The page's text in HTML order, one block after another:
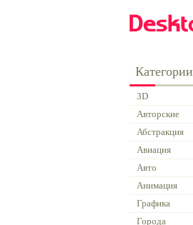
Категории
3D
Авторские
Абстракция
Авиация
Авто
Анимация
Графика
Города